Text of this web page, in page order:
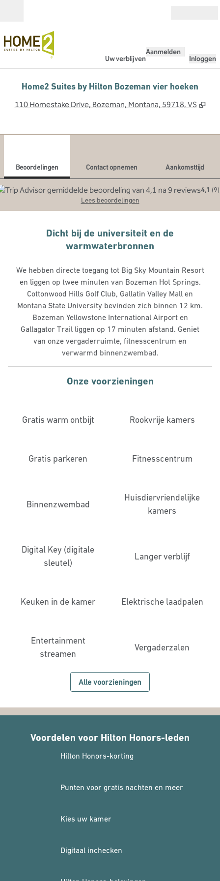
Uw verblijven
Aanmelden
Inloggen
Home2 Suites by Hilton Bozeman vier hoeken
110 Homestake Drive, Bozeman, Montana, 59718, VS ,
Beoordelingen Contact opnemen
Aankomsttijd
4,1 (9)
Lees beoordelingen
Dicht bij de universiteit en de
warmwaterbronnen
We hebben directe toegang tot Big Sky Mountain Resort
en liggen op twee minuten van Bozeman Hot Springs.
Cottonwood Hills Golf Club, Gallatin Valley Mall en
Montana State University bevinden zich binnen 12 km.
Bozeman Yellowstone International Airport en
Gallagator Trail liggen op 17 minuten afstand. Geniet
van onze vergaderruimte, fitnesscentrum en
verwarmd binnenzwembad.
Onze voorzieningen
Gratis warm ontbijt Rookvrije kamers
Gratis parkeren Fitness­centrum
Binnenzwembad
Huisdier­vriendelijke
kamers
Digital Key (digitale
sleutel)
Langer verblijf
Keuken in de kamer Elektrische laadpalen
Entertainment
streamen
Vergaderzalen
Alle voorzieningen
Voordelen voor Hilton Honors-leden
Hilton Honors-korting
Punten voor gratis nachten en meer
Kies uw kamer
Digitaal inchecken